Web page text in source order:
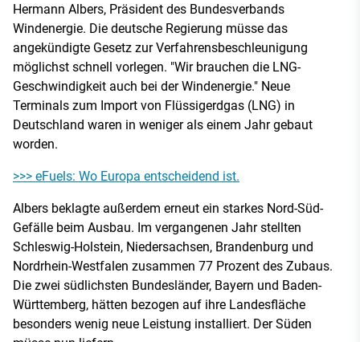
Hermann Albers, Präsident des Bundesverbands
Windenergie. Die deutsche Regierung müsse das
angekündigte Gesetz zur Verfahrensbeschleunigung
möglichst schnell vorlegen. "Wir brauchen die LNG-
Geschwindigkeit auch bei der Windenergie." Neue
Terminals zum Import von Flüssigerdgas (LNG) in
Deutschland waren in weniger als einem Jahr gebaut
worden.
>>> eFuels: Wo Europa entscheidend ist.
Albers beklagte außerdem erneut ein starkes Nord-Süd-
Gefälle beim Ausbau. Im vergangenen Jahr stellten
Schleswig-Holstein, Niedersachsen, Brandenburg und
Nordrhein-Westfalen zusammen 77 Prozent des Zubaus.
Die zwei südlichsten Bundesländer, Bayern und Baden-
Württemberg, hätten bezogen auf ihre Landesfläche
besonders wenig neue Leistung installiert. Der Süden